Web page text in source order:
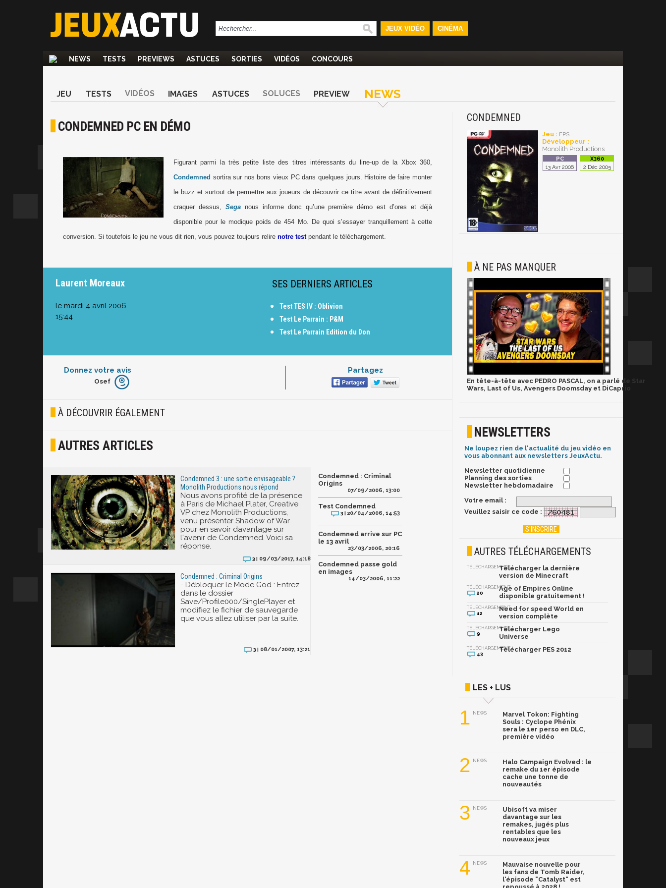
JEUX VIDÉO CINÉMA
NEWS TESTS PREVIEWS ASTUCES SORTIES VIDÉOS CONCOURS
JEU TESTS VIDÉOS IMAGES ASTUCES SOLUCES PREVIEW NEWS
CONDEMNED PC EN DÉMO
Figurant parmi la très petite liste des titres intéressants du line-up de la Xbox 360,
Condemned sortira sur nos bons vieux PC dans quelques jours. Histoire de faire monter
le buzz et surtout de permettre aux joueurs de découvrir ce titre avant de définitivement
craquer dessus, Seganous informe donc qu’une première démo est d’ores et déjà
disponible pour le modique poids de 454 Mo. De quoi s’essayer tranquillement à cette
conversion. Si toutefois le jeu ne vous dit rien, vous pouvez toujours relire notre testpendant le téléchargement.
Laurent Moreaux
le mardi 4 avril 2006
15:44
SES DERNIERS ARTICLES
Test TES IV : Oblivion
Test Le Parrain : P&M
Test Le Parrain Edition du Don
Donnez votre avis
Furieux
Joyeux
Osef
Partagez
À DÉCOUVRIR ÉGALEMENT
AUTRES ARTICLES
Condemned 3 : une sortie envisageable ?
Monolith Productions nous répond
Nous avons profité de la présence
à Paris de Michael Plater, Creative
VP chez Monolith Productions,
venu présenter Shadow of War
pour en savoir davantage sur
l'avenir de Condemned. Voici sa
réponse.
3 | 09/03/2017, 14:18
Condemned : Criminal Origins
- Débloquer le Mode God : Entrez
dans le dossier
Save/Profile000/SinglePlayer et
modifiez le fichier de sauvegarde
que vous allez utiliser par la suite.
3 | 08/01/2007, 13:21
Condemned : Criminal
Origins
07/09/2006, 13:00
Test Condemned
3 | 20/04/2006, 14:53
Condemned arrive sur PC
le 13 avril
23/03/2006, 20:16
Condemned passe gold
en images
14/03/2006, 11:22
CONDEMNED
Jeu : FPS
Développeur :
Monolith Productions
13 Avr 2006 2 Déc 2005
À NE PAS MANQUER
En tête-à-tête avec PEDRO PASCAL, on a parlé de Star
Wars, Last of Us, Avengers Doomsday et DiCaprio
NEWSLETTERS
Ne loupez rien de l'actualité du jeu vidéo en
vous abonnant aux newsletters JeuxActu.
Newsletter quotidienne
Planning des sorties
Newsletter hebdomadaire
Votre email :
Veuillez saisir ce code :
AUTRES TÉLÉCHARGEMENTS
TÉLÉCHARGEMENTTélécharger la dernière
version de Minecraft
TÉLÉCHARGEMENT
20
Age of Empires Online
disponible gratuitement !
TÉLÉCHARGEMENT
12
Need for speed World en
version complète
TÉLÉCHARGEMENT
9
Télécharger Lego
Universe
TÉLÉCHARGEMENT
43
Télécharger PES 2012
LES + LUS
1 NEWS
Marvel Tokon: Fighting
Souls : Cyclope Phénix
sera le 1er perso en DLC,
première vidéo
2 NEWS
Halo Campaign Evolved : le
remake du 1er épisode
cache une tonne de
nouveautés
3 NEWS
Ubisoft va miser
davantage sur les
remakes, jugés plus
rentables que les
nouveaux jeux
4 NEWS
Mauvaise nouvelle pour
les fans de Tomb Raider,
l'épisode "Catalyst" est